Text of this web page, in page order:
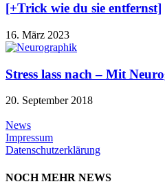
[+Trick wie du sie entfernst]
16. März 2023
Stress lass nach – Mit
20. September 2018
News
Impressum
Datenschutzerklärung
NOCH MEHR NEWS